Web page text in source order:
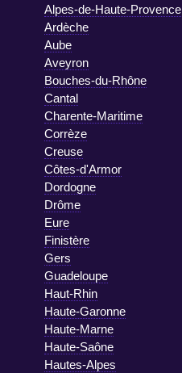
Alpes-de-Haute-Provence
Ardèche
Aube
Aveyron
Bouches-du-Rhône
Cantal
Charente-Maritime
Corrèze
Creuse
Côtes-d'Armor
Dordogne
Drôme
Eure
Finistère
Gers
Guadeloupe
Haut-Rhin
Haute-Garonne
Haute-Marne
Haute-Saône
Hautes-Alpes